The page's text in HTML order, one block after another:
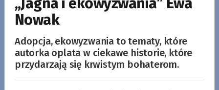
Nowak
Adopcja, ekowyzwania to tematy, które
autorka oplata w ciekawe historie, które
przydarzają się krwistym bohaterom.